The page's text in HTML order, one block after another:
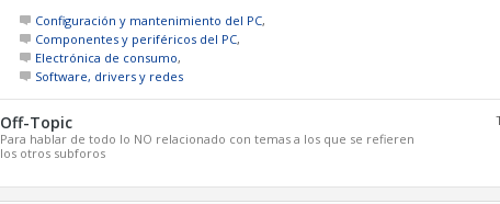
Configuración y mantenimiento del PC,
Componentes y periféricos del PC,
Electrónica de consumo,
Software, drivers y redes
Off-Topic
Para hablar de todo lo NO relacionado con temas a los que se refieren
los otros subforos